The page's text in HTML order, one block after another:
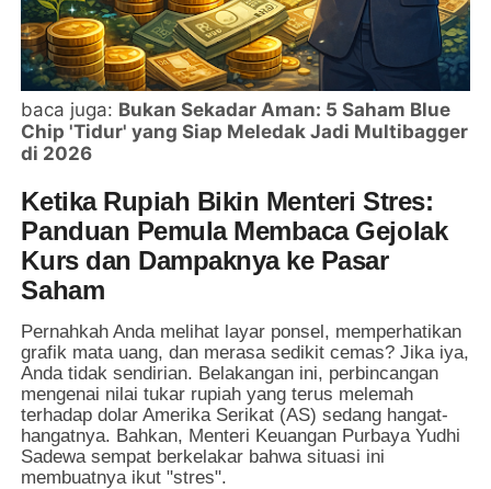
baca juga: Bukan Sekadar Aman: 5 Saham Blue
Chip 'Tidur' yang Siap Meledak Jadi Multibagger
di 2026
Ketika Rupiah Bikin Menteri Stres:
Panduan Pemula Membaca Gejolak
Kurs dan Dampaknya ke Pasar
Saham
Pernahkah Anda melihat layar ponsel, memperhatikan
grafik mata uang, dan merasa sedikit cemas? Jika iya,
Anda tidak sendirian. Belakangan ini, perbincangan
mengenai nilai tukar rupiah yang terus melemah
terhadap dolar Amerika Serikat (AS) sedang hangat-
hangatnya. Bahkan, Menteri Keuangan Purbaya Yudhi
Sadewa sempat berkelakar bahwa situasi ini
membuatnya ikut "stres".